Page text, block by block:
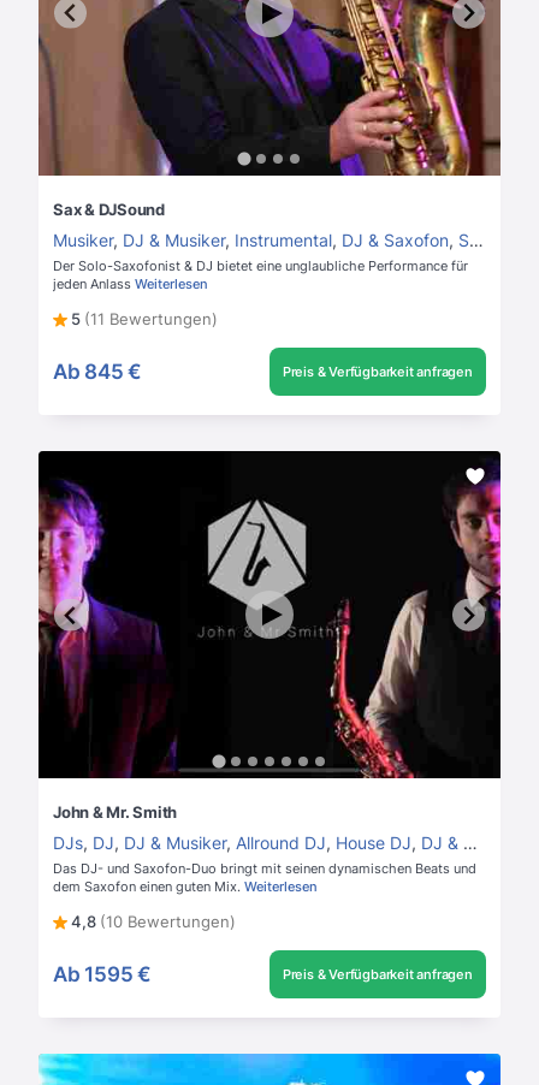
Sax & DJSound
Musiker, DJ & Musiker, Instrumental, DJ & Saxofon, Saxofonist
Der Solo-Saxofonist & DJ bietet eine unglaubliche Performance für
jeden Anlass Weiterlesen
5 (11 Bewertungen)
Ab 845 € Preis & Verfügbarkeit anfragen
John & Mr. Smith
DJs, DJ, DJ & Musiker, Allround DJ, House DJ, DJ & Saxofon
Das DJ- und Saxofon-Duo bringt mit seinen dynamischen Beats und
dem Saxofon einen guten Mix. Weiterlesen
4,8 (10 Bewertungen)
Ab 1595 € Preis & Verfügbarkeit anfragen